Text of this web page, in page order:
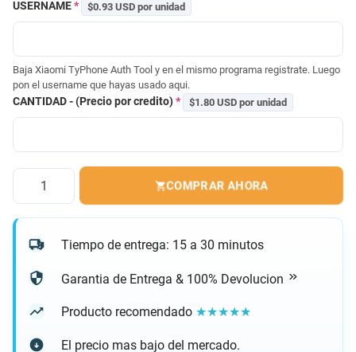
USERNAME* $0.93 USD por unidad
Baja Xiaomi TyPhone Auth Tool y en el mismo programa registrate. Luego
pon el username que hayas usado aqui.
CANTIDAD - (Precio por credito)* $1.80 USD por unidad
Cantidad
COMPRAR AHORA
Tiempo de entrega: 15 a 30 minutos
Garantia de Entrega & 100% Devolucion
Producto recomendado ★★★★★
El precio mas bajo del mercado.